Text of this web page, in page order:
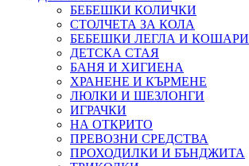
БЕБЕШКИ КОЛИЧКИ
СТОЛЧЕТА ЗА КОЛА
БЕБЕШКИ ЛЕГЛА И КОШАРИ
ДЕТСКА СТАЯ
БАНЯ И ХИГИЕНА
ХРАНЕНЕ И КЪРМЕНЕ
ЛЮЛКИ И ШЕЗЛОНГИ
ИГРАЧКИ
НА ОТКРИТО
ПРЕВОЗНИ СРЕДСТВА
ПРОХОДИЛКИ И БЪНДЖИТА